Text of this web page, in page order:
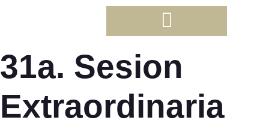
31a. Sesion
Extraordinaria